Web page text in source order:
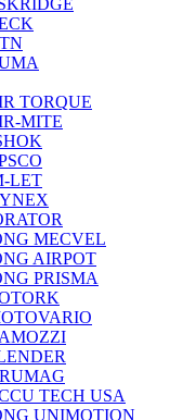
TORQUE
MITE
LET
MECVEL
AIRPOT
PRISMA
TECH USA
UNIMOTION